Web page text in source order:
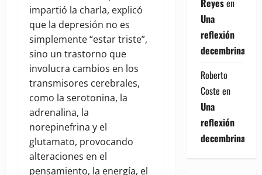
impartió la charla, explicó
que la depresión no es
simplemente “estar triste”,
sino un trastorno que
involucra cambios en los
transmisores cerebrales,
como la serotonina, la
adrenalina, la
norepinefrina y el
glutamato, provocando
alteraciones en el
pensamiento, la energía, el
Reyesen
Una
reflexión
decembrina
Roberto
Coste en
Una
reflexión
decembrina